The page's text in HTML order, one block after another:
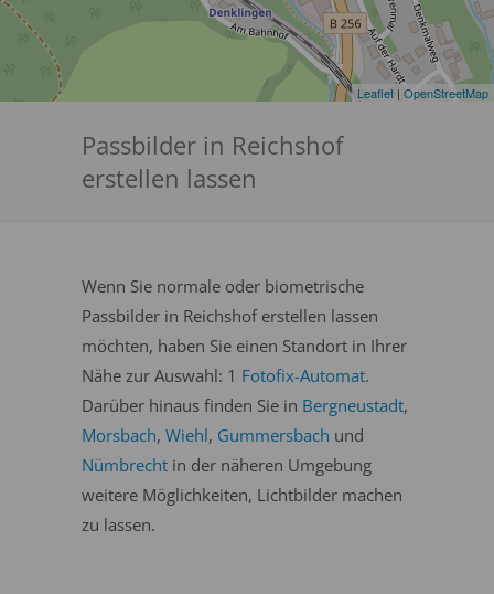
Leaflet | OpenStreetMap
Passbilder in Reichshof
erstellen lassen
Wenn Sie normale oder biometrische
Passbilder in Reichshof erstellen lassen
möchten, haben Sie einen Standort in Ihrer
Nähe zur Auswahl: 1 Fotofix-Automat.
Darüber hinaus finden Sie in Bergneustadt,
Morsbach, Wiehl, Gummersbach und
Nümbrecht in der näheren Umgebung
weitere Möglichkeiten, Lichtbilder machen
zu lassen.